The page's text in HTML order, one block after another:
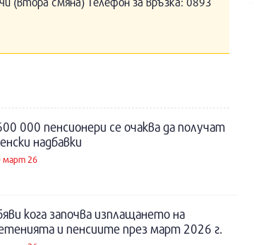
000 пенсионери се очаква да получат
надбавки
март 26
кога започва изплащането на
и пенсиите през март 2026 г.